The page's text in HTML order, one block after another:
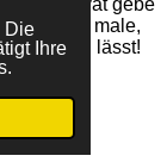
Die
Ihre
Privat gebe
bastle, male,
sein lässt!